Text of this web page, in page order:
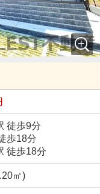
徒歩9分
歩18分
徒歩18分
㎡)